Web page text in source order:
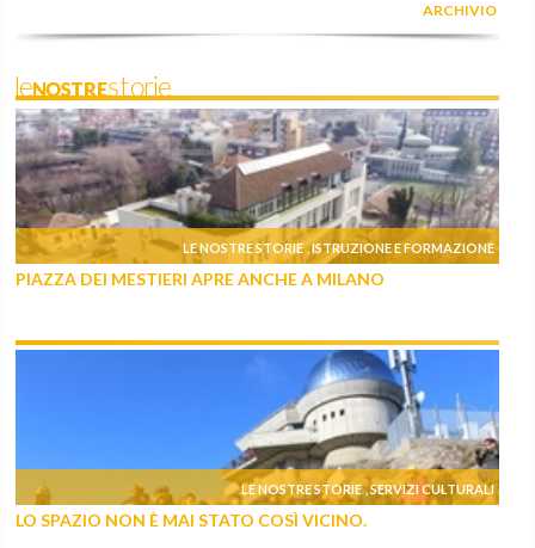
ARCHIVIO
leNOSTREstorie
LE NOSTRE STORIE ISTRUZIONE E FORMAZIONE
PIAZZA DEI MESTIERI APRE ANCHE A MILANO
LE NOSTRE STORIE ,SERVIZI CULTURALI
LO SPAZIO NON È MAI STATO COSÌ VICINO.